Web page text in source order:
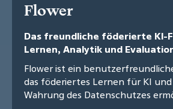
Flower
Das freundliche föderierte KI-
Lernen, Analytik und
Flower ist ein
das föderiertes Lernen für KI
Wahrung des Datenschutzes